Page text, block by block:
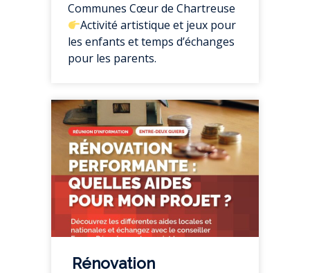
Communes Cœur de Chartreuse
Activité artistique et jeux pour
les enfants et temps d’échanges
pour les parents.
Rénovation